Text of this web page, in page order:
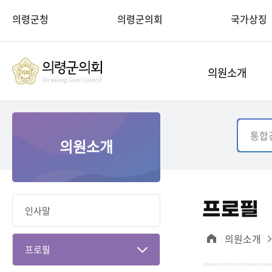
의령군청 의령군의회 국가상징
의원소개
의원소개
인사말
프로필
프로필
의원소개